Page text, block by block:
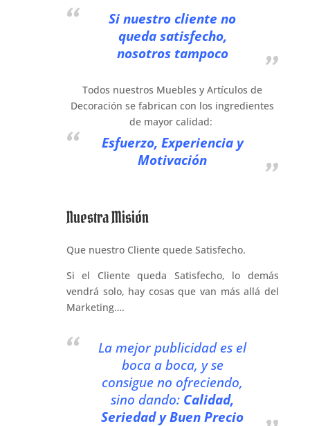
Si nuestro cliente no
queda satisfecho,
nosotros tampoco
Todos nuestros Muebles y Artículos de
Decoración se fabrican con los ingredientes
de mayor calidad:
Esfuerzo, Experiencia y
Motivación
Nuestra Misión
Que nuestro Cliente quede Satisfecho.
Si el Cliente queda Satisfecho, lo demás
vendrá solo, hay cosas que van más allá del
Marketing….
La mejor publicidad es el
boca a boca, y se
consigue no ofreciendo,
sino dando: Calidad,
Seriedad y Buen Precio